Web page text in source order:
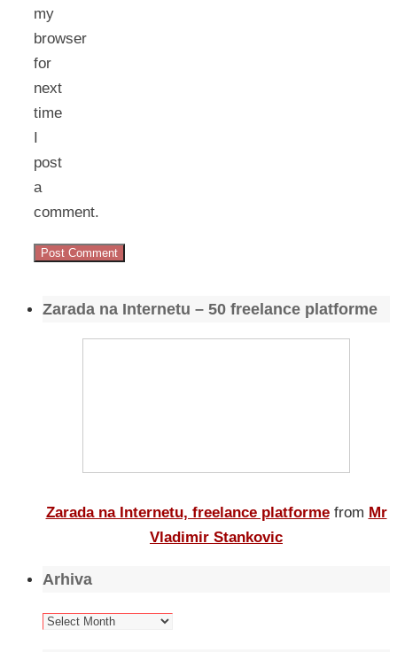
my
browser
for
next
time
I
post
a
comment.
Zarada na Internetu – 50 freelance platforme
Zarada na Internetu, freelance platforme from Mr
Vladimir Stankovic
Arhiva
Arhiva